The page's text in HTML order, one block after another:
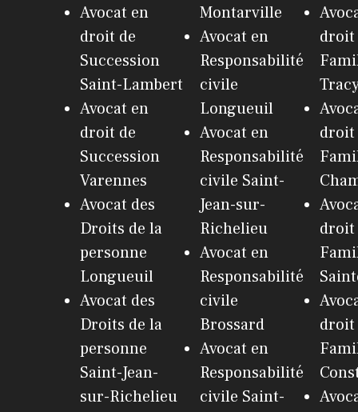
Avocat en
droit de
Succession
Saint-Lambert
Avocat en
droit de
Succession
Varennes
Avocat des
Droits de la
personne
Longueuil
Avocat des
Droits de la
personne
Saint-Jean-
sur-Richelieu
Montarville
Avocat en
Responsabilité
civile
Longueuil
Avocat en
Responsabilité
civile Saint-
Jean-sur-
Richelieu
Avocat en
Responsabilité
civile
Brossard
Avocat en
Responsabilité
civile Saint-
droit
droit
droit
droit